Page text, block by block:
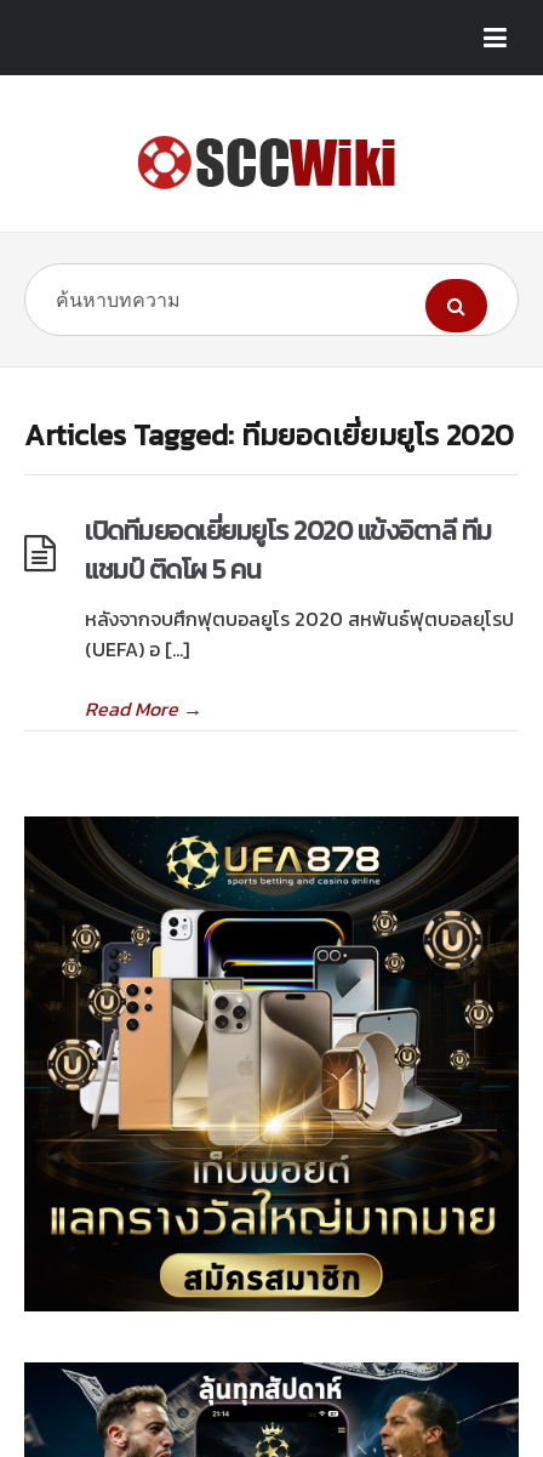
Articles Tagged: ทีมยอดเยี่ยมยูโร 2020
เปิดทีมยอดเยี่ยมยูโร 2020 แข้งอิตาลี ทีม
แชมป์ ติดโผ 5 คน
หลังจากจบศึกฟุตบอลยูโร 2020 สหพันธ์ฟุตบอลยุโรป
(UEFA) อ […]
Read More→